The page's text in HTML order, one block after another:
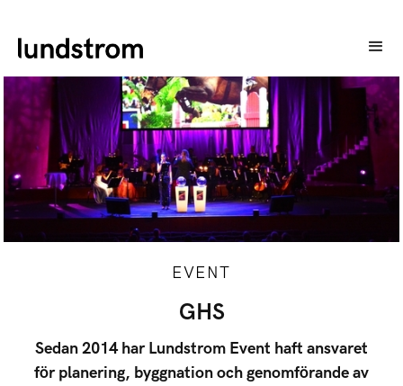
EVENT
GHS
Sedan 2014 har Lundstrom Event haft ansvaret
för planering, byggnation och genomförande av